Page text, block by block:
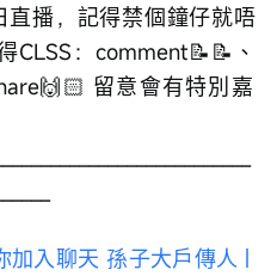
播，記得禁個鐘仔就唔
CLSS：comment📝📝、
留意會有特別嘉
加入聊天 孫子大戶傳人 |